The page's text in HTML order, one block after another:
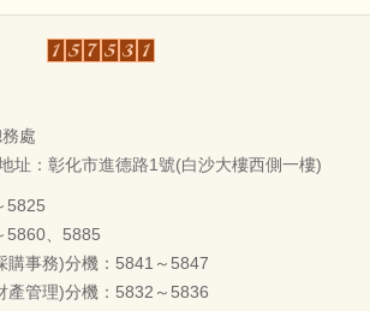
處
址：彰化市進德路1號(白沙大樓西側一樓)
5825
5860、5885
購事務)分機：5841～5847
產管理)分機：5832～5836